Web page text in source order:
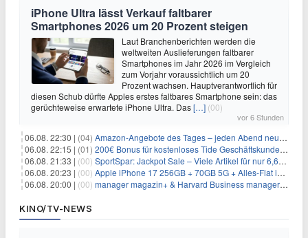
iPhone Ultra lässt Verkauf faltbarer
Smartphones 2026 um 20 Prozent steigen
Laut Branchenberichten werden die
weltweiten Auslieferungen faltbarer
Smartphones im Jahr 2026 im Vergleich
zum Vorjahr voraussichtlich um 20
Prozent wachsen. Hauptverantwortlich für
diesen Schub dürfte Apples erstes faltbares Smartphone sein: das
gerüchteweise erwartete iPhone Ultra. Das[…] (00)
vor 6 Stunden
06.08. 22:30 | (04) Amazon-Angebote des Tages – jeden Abend neue Deals zum Stöbern
06.08. 22:15 | (01) 200€ Bonus für kostenloses Tide Geschäftskundenkonto
06.08. 21:33 | (00) SportSpar: Jackpot Sale – Viele Artikel für nur 6,66€ – nur 48 Stunden
06.08. 20:23 | (00) Apple iPhone 17 256GB + 70GB 5G + Alles-Flat im Vodafone-Netz für 34,99€/Monat – eff. 4,65€/Monat
06.08. 20:00 | (00) manager magazin+ & Harvard Business manager+ Digital-Kombi-Abo 1 Monat kostenlos
KINO/TV-NEWS